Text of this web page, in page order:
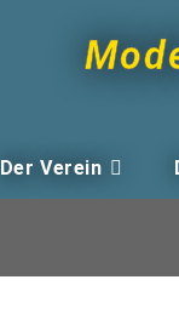
Der Verein